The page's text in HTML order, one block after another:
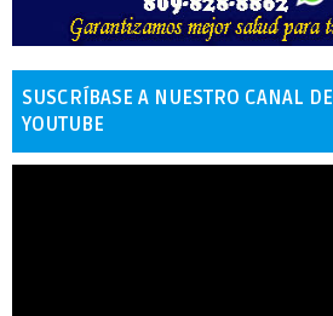
SUSCRÍBASE A NUESTRO CANAL DE
YOUTUBE